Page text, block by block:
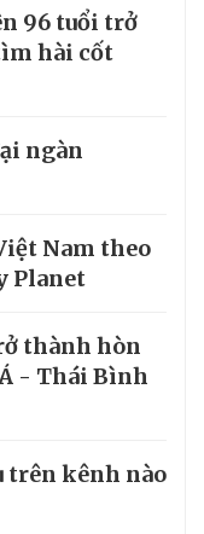
96 tuổi trở
hài cốt
ngàn
Nam theo
Planet
thành hòn
- Thái Bình
trên kênh nào